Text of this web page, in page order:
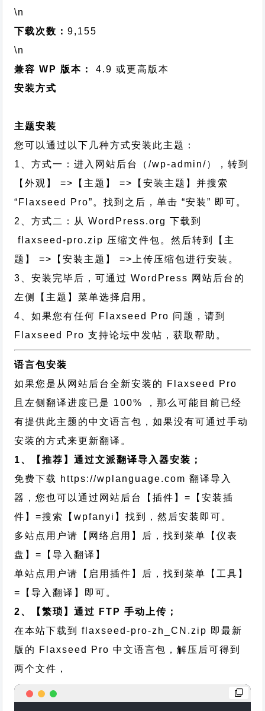
\n
下载次数：9,155
\n
兼容 WP 版本：
4.9 或更高版本
安装方式
主题安装
您可以通过以下几种方式安装此主题：
1、方式一：进入网站后台（/wp-admin/），转到
【外观】 =>【主题】 =>【安装主题】并搜索
“Flaxseed Pro”。找到之后，单击 “安装” 即可。
2、方式二：从 WordPress.org 下载到
flaxseed-pro.zip 压缩文件包。然后转到【主
题】 =>【安装主题】 =>上传压缩包进行安装。
3、安装完毕后，可通过 WordPress 网站后台的
左侧【主题】菜单选择启用。
4、如果您有任何 Flaxseed Pro 问题，请到
Flaxseed Pro 支持论坛中发帖，获取帮助。
语言包安装
如果您是从网站后台全新安装的 Flaxseed Pro
且左侧翻译进度已是 100% ，那么可能目前已经
有提供此主题的中文语言包，如果没有可通过手动
安装的方式来更新翻译。
1、【推荐】通过文派翻译导入器安装；
免费下载 https://wplanguage.com 翻译导入
器，您也可以通过网站后台【插件】=【安装插
件】=搜索【wpfanyi】找到，然后安装即可。
多站点用户请【网络启用】后，找到菜单【仪表
盘】=【导入翻译】
单站点用户请【启用插件】后，找到菜单【工具】
=【导入翻译】即可。
2、【繁琐】通过 FTP 手动上传；
在本站下载到flaxseed-pro-zh_CN.zip 即最新
版的 Flaxseed Pro 中文语言包，解压后可得到
两个文件，